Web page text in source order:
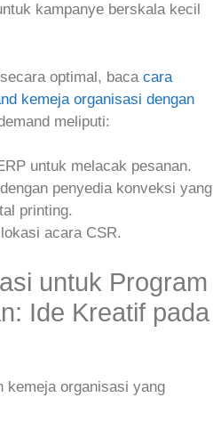
kampanye berskala kecil
optimal, baca cara
kemeja organisasi dengan
meliputi:
untuk melacak pesanan.
penyedia konveksi yang
printing.
acara CSR.
untuk Program
Ide Kreatif pada
kemeja organisasi yang